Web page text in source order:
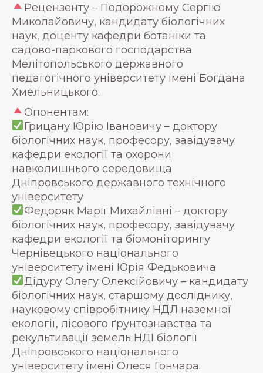
Рецензенту – Подорожному Сергію
Миколайовичу, кандидату біологічних
наук, доценту кафедри ботаніки та
садово-паркового господарства
Мелітопольського державного
педагогічного університету імені Богдана
Хмельницького.
Опонентам:
Грицану Юрію Івановичу – доктору
біологічних наук, професору, завідувачу
кафедри екології та охорони
навколишнього середовища
Дніпровського державного технічного
університету
Федоряк Марії Михайлівні – доктору
біологічних наук, професору, завідувачу
кафедри екології та біомоніторингу
Чернівецького національного
університету імені Юрія Федьковича
Дідуру Олегу Олексійовичу – кандидату
біологічних наук, старшому досліднику,
науковому співробітнику НДЛ наземної
екології, лісового ґрунтознавства та
рекультивації земель НДІ біології
Дніпровського національного
університету імені Олеся Гончара.